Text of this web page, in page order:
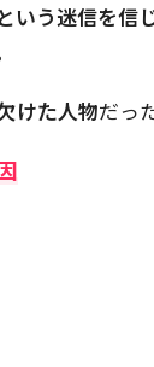
いう迷信を信
けた人物だっ